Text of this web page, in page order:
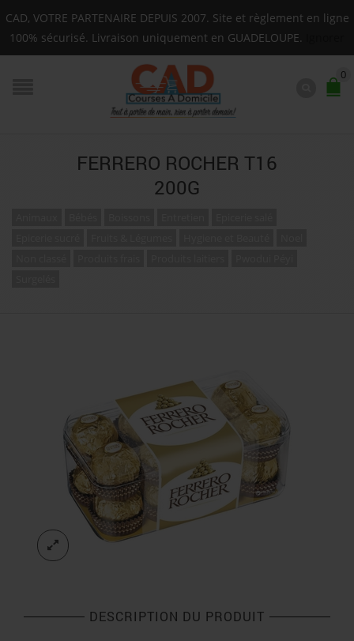
Livraison sur toute la Guadeloupe : Mardi, Jeudi,
0
FERRERO ROCHER T16
200G
DESCRIPTION DU PRODUIT
CAD, VOTRE PARTENAIRE DEPUIS 2007. Site et règlement en ligne
100% sécurisé. Livraison uniquement en GUADELOUPE.